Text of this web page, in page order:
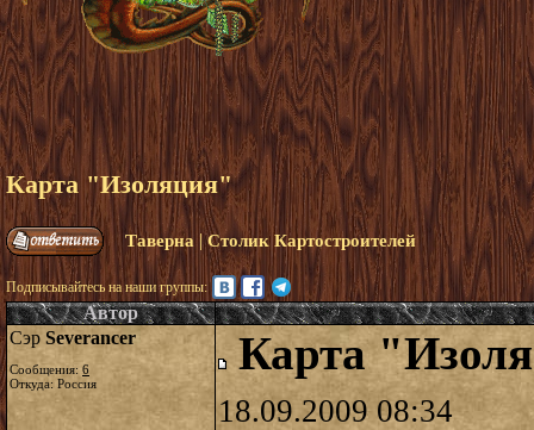
Карта "Изоляция"
Таверна |Столик Картостроителей
Подписывайтесь на наши группы:
Автор
Сэр Severancer
Сообщения: 6
Откуда: Россия
Карта
18.09.2009 08:34